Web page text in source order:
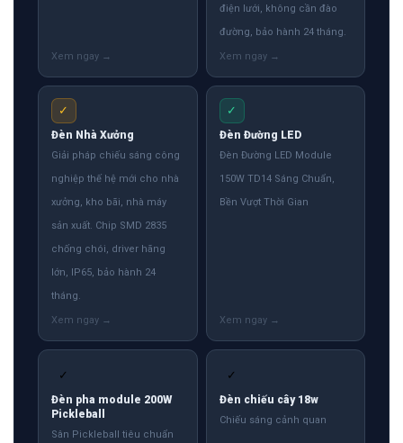
điện lưới, không cần đào
đường, bảo hành 24 tháng.
✓
Đèn Nhà Xưởng
Giải pháp chiếu sáng công
nghiệp thế hệ mới cho nhà
xưởng, kho bãi, nhà máy
sản xuất. Chip SMD 2835
chống chói, driver hãng
lớn, IP65, bảo hành 24
tháng.
✓
Đèn Đường LED
Đèn Đường LED Module
150W TD14 Sáng Chuẩn,
Bền Vượt Thời Gian
✓
Đèn pha module 200W
Pickleball
Sân Pickleball tiêu chuẩn
✓
Đèn chiếu cây 18w
Chiếu sáng cảnh quan